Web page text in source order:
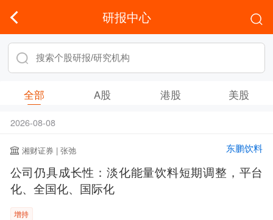
研报中心
全部 A股 港股 美股
2026-08-08
湘财证券 | 张弛 东鹏饮料
公司仍具成长性：淡化能量饮料短期调整，平台
化、全国化、国际化
增持